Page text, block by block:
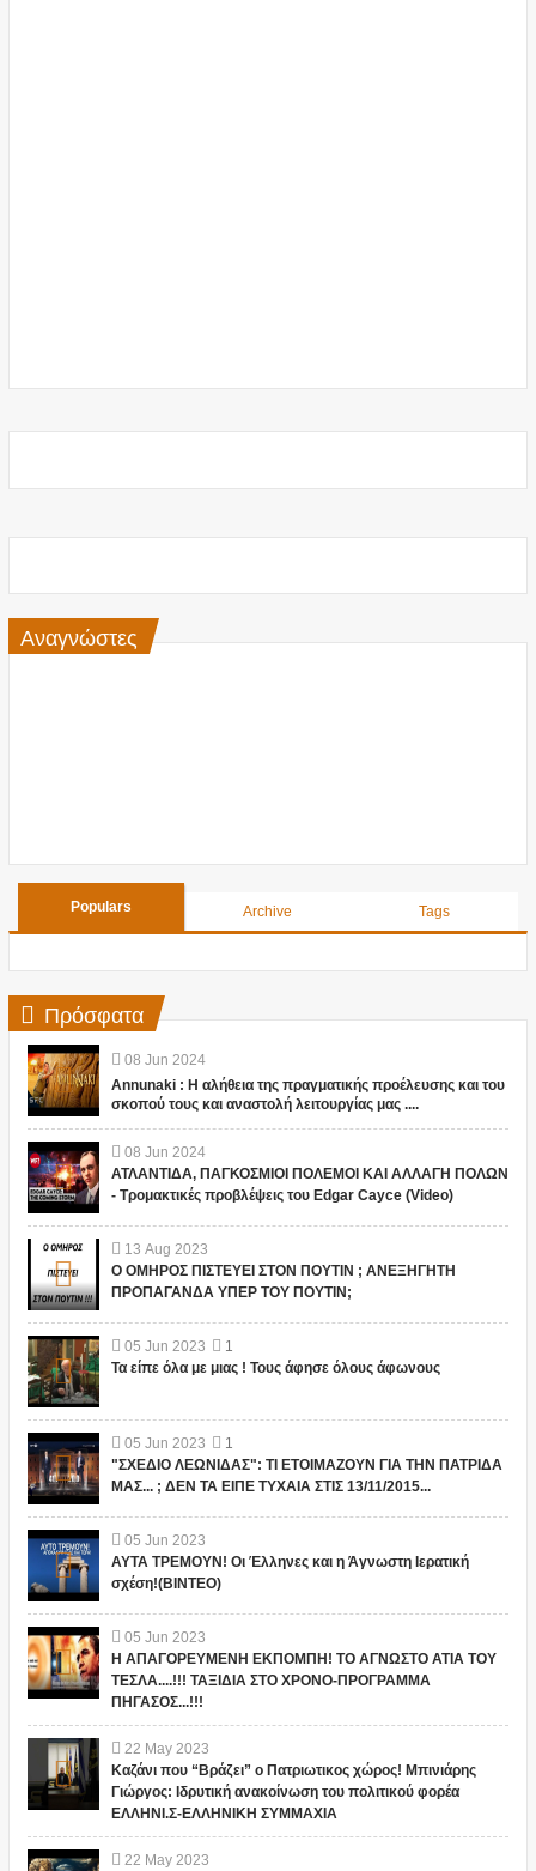
Αναγνώστες
Populars Archive Tags
Πρόσφατα
08 Jun 2024
Annunaki : Η αλήθεια της πραγματικής προέλευσης και του
σκοπού τους και αναστολή λειτουργίας μας ....
08 Jun 2024
ΑΤΛΑΝΤΙΔΑ, ΠΑΓΚΟΣΜΙΟΙ ΠΟΛΕΜΟΙ ΚΑΙ ΑΛΛΑΓΗ ΠΟΛΩΝ
- Τρομακτικές προβλέψεις του Edgar Cayce (Video)
13 Aug 2023
Ο ΟΜΗΡΟΣ ΠΙΣΤΕΥΕΙ ΣΤΟΝ ΠΟΥΤΙΝ ; ΑΝΕΞΗΓΗΤΗ
ΠΡΟΠΑΓΑΝΔΑ ΥΠΕΡ ΤΟΥ ΠΟΥΤΙΝ;
05 Jun 2023
1
Τα είπε όλα με μιας ! Τους άφησε όλους άφωνους
05 Jun 2023
1
"ΣΧΕΔΙΟ ΛΕΩΝΙΔΑΣ": ΤΙ ΕΤΟΙΜΑΖΟΥΝ ΓΙΑ ΤΗΝ ΠΑΤΡΙΔΑ
ΜΑΣ... ; ΔΕΝ ΤΑ ΕΙΠΕ ΤΥΧΑΙΑ ΣΤΙΣ 13/11/2015...
05 Jun 2023
ΑΥΤΑ ΤΡΕΜΟΥΝ! Οι Έλληνες και η Άγνωστη Ιερατική
σχέση!(ΒΙΝΤΕΟ)
05 Jun 2023
Η ΑΠΑΓΟΡΕΥΜΕΝΗ ΕΚΠΟΜΠΗ! ΤΟ ΑΓΝΩΣΤΟ ΑΤΙΑ ΤΟΥ
ΤΕΣΛΑ....!!! ΤΑΞΙΔΙΑ ΣΤΟ ΧΡΟΝΟ-ΠΡΟΓΡΑΜΜΑ
ΠΗΓΑΣΟΣ...!!!
22 May 2023
Καζάνι που “Βράζει” ο Πατριωτικος χώρος! Μπινιάρης
Γιώργος: Ιδρυτική ανακοίνωση του πολιτικού φορέα
ΕΛΛΗΝΙ.Σ-ΕΛΛΗΝΙΚΗ ΣΥΜΜΑΧΙΑ
22 May 2023